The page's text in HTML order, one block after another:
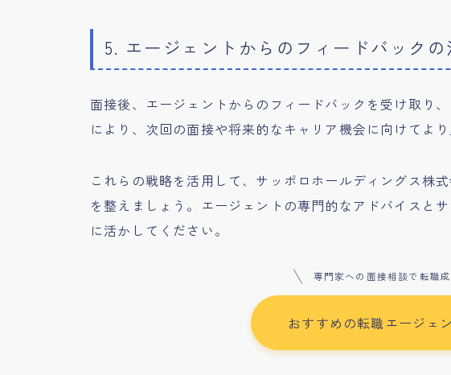
5. エージェントからのフィードバックの
面接後、エージェントからのフィードバックを受け取り
により、次回の面接や将来的なキャリア機会に向けてより
これらの戦略を活用して、サッポロホールディングス株
を整えましょう。エージェントの専門的なアドバイスと
に活かしてください。
専門家への面接相談で転職成
おすすめの転職エージェ